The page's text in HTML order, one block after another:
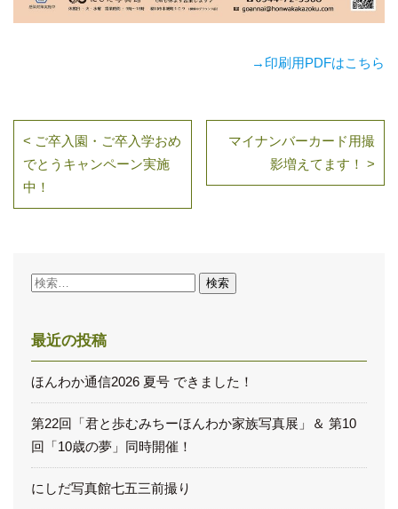
→印刷用PDFはこちら
< ご卒入園・ご卒入学おめ
でとうキャンペーン実施
中！
マイナンバーカード用撮
影増えてます！ >
検
最近の投稿
ほんわか通信2026 夏号 できました！
第22回「君と歩むみちーほんわか家族写真展」＆ 第10
回「10歳の夢」同時開催！
にしだ写真館七五三前撮り